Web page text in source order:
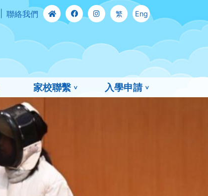
聯絡我們 繁 Eng
家校聯繫 入學申請